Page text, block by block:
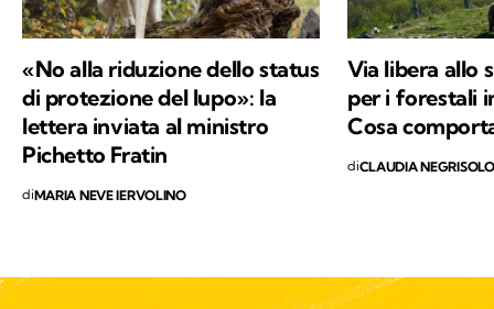
«No alla riduzione dello status
di protezione del lupo»: la
lettera inviata al ministro
Pichetto Fratin
diMARIA NEVE IERVOLINO
Via libera allo
per i forestali
Cosa
diCLAUDIA NEGRISOLO